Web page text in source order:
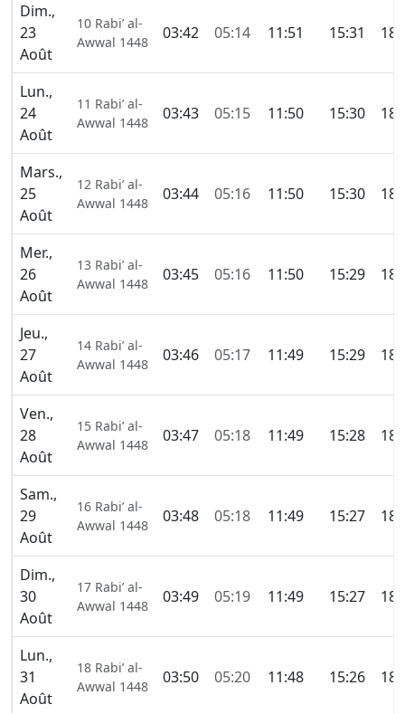
Dim.,
23
Août
10 Rabi’ al-
Awwal 1448
03:42 05:14 11:51 15:31
Lun.,
24
Août
11 Rabi’ al-
Awwal 1448
03:43 05:15 11:50 15:30
Mars.,
25
Août
12 Rabi’ al-
Awwal 1448
03:44 05:16 11:50 15:30
Mer.,
26
Août
13 Rabi’ al-
Awwal 1448
03:45 05:16 11:50 15:29
Jeu.,
27
Août
14 Rabi’ al-
Awwal 1448
03:46 05:17 11:49 15:29
Ven.,
28
Août
15 Rabi’ al-
Awwal 1448
03:47 05:18 11:49 15:28
Sam.,
29
Août
16 Rabi’ al-
Awwal 1448
03:48 05:18 11:49 15:27
Dim.,
30
Août
17 Rabi’ al-
Awwal 1448
03:49 05:19 11:49 15:27
Lun.,
31
Août
18 Rabi’ al-
Awwal 1448
03:50 05:20 11:48 15:26